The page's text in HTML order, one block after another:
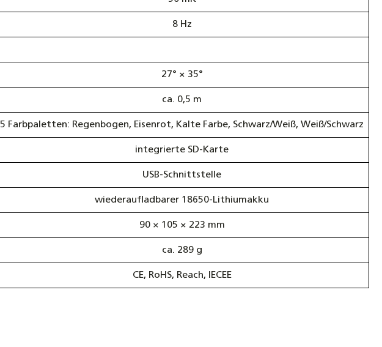
8 Hz
27° × 35°
ca. 0,5 m
5 Farbpaletten: Regenbogen, Eisenrot, Kalte Farbe, Schwarz/Weiß, Weiß/Schwarz
integrierte SD-Karte
USB-Schnittstelle
wiederaufladbarer 18650-Lithiumakku
90 × 105 × 223 mm
ca. 289 g
CE, RoHS, Reach, IECEE